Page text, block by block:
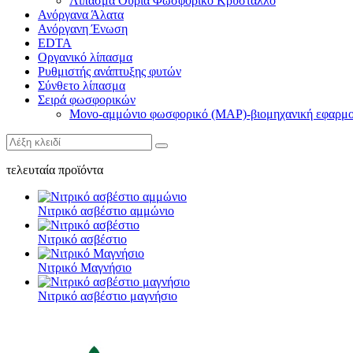
Ανόργανα Άλατα
Ανόργανη Ένωση
EDTA
Οργανικό λίπασμα
Ρυθμιστής ανάπτυξης φυτών
Σύνθετο λίπασμα
Σειρά φωσφορικών
Μονο-αμμώνιο φωσφορικό (MAP)-βιομηχανική
τελευταία προϊόντα
Νιτρικό ασβέστιο αμμώνιο
Νιτρικό ασβέστιο
Νιτρικό Μαγνήσιο
Νιτρικό ασβέστιο μαγνήσιο